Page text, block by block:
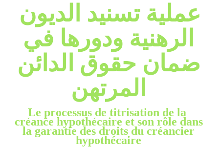
عملية تسنيد الديون
الرهنية ودورها في
ضمان حقوق الدائن
المرتهن
Le processus de titrisation de la
créance hypothécaire et son rôle dans
la garantie des droits du créancier
hypothécaire